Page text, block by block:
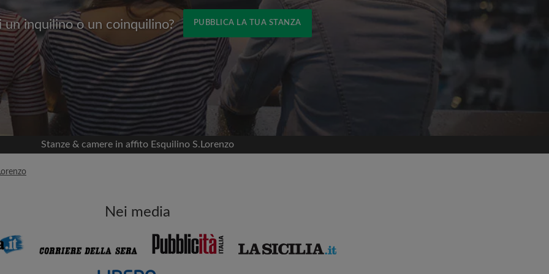
un inquilino o un coinquilino? PUBBLICA LA TUA STANZA
nella tua cronologia
per te
Nome
Data di trasferimento
Stanze & camere in affito Esquilino S.Lorenzo
Nei media